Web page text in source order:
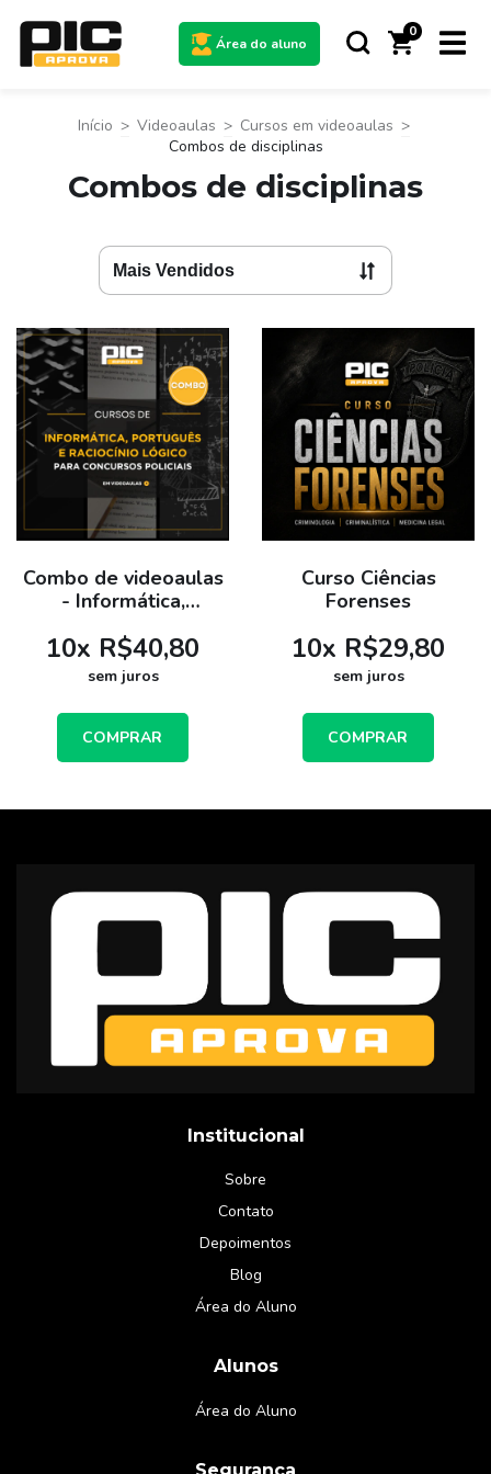
Área do aluno
0
Início > Videoaulas > Cursos em videoaulas >
Combos de disciplinas
Combos de disciplinas
Combo de videoaulas
- Informática,
Raciocínio Lógico
10x R$40,80
sem juros
Curso Ciências
Forenses
10x R$29,80
sem juros
Institucional
Sobre
Contato
Depoimentos
Blog
Área do Aluno
Alunos
Área do Aluno